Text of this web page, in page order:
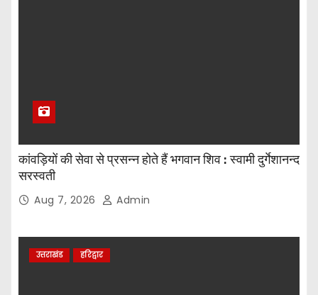
कांवड़ियों की सेवा से प्रसन्न होते हैं भगवान शिव : स्वामी दुर्गेशानन्द
सरस्वती
Aug 7, 2026 Admin
उत्तराखंड हरिद्वार